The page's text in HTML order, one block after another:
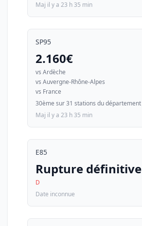
Maj il y a 23 h 35 min
SP95
2.160€
vs Ardèche
vs Auvergne-Rhône-Alpes
vs France
30ème sur 31 stations du département
Maj il y a 23 h 35 min
E85
Rupture définitive
D
Date inconnue